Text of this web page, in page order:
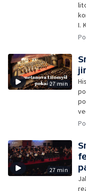
I.
27 min
27 min